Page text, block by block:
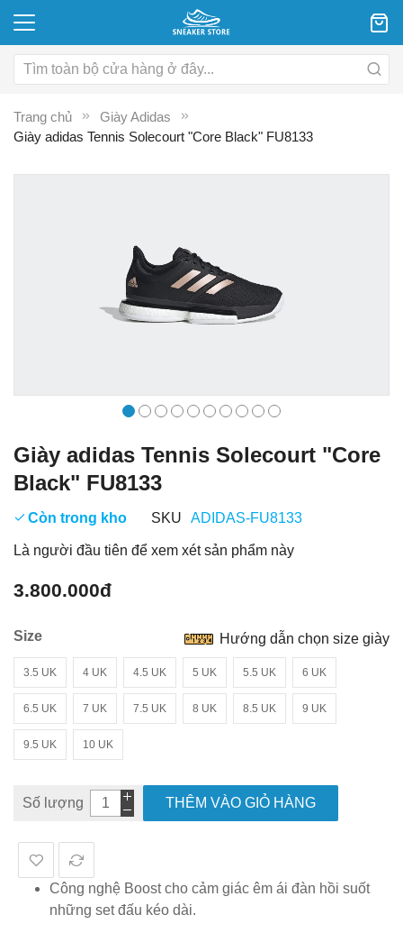
Trang chủ
Giày Adidas
Giày adidas Tennis Solecourt "Core Black" FU8133
Giày adidas Tennis Solecourt "Core
Black" FU8133
Còn trong kho SKU ADIDAS-FU8133
Là người đầu tiên để xem xét sản phẩm này
3.800.000đ
Size
3.5 UK 4 UK 4.5 UK 5 UK 5.5 UK 6 UK
6.5 UK 7 UK 7.5 UK 8 UK 8.5 UK 9 UK
9.5 UK 10 UK
Hướng dẫn chọn size giày
Số lượng THÊM VÀO GIỎ HÀNG
Công nghệ Boost cho cảm giác êm ái đàn hồi suốt
những set đấu kéo dài.